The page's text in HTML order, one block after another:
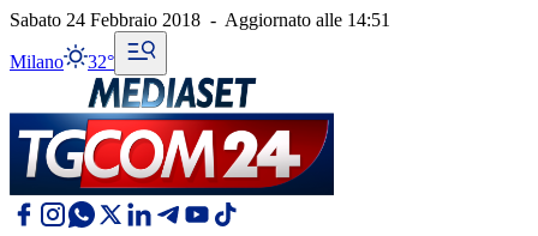
Sabato 24 Febbraio 2018 - Aggiornato alle 14:51
Milano 32°